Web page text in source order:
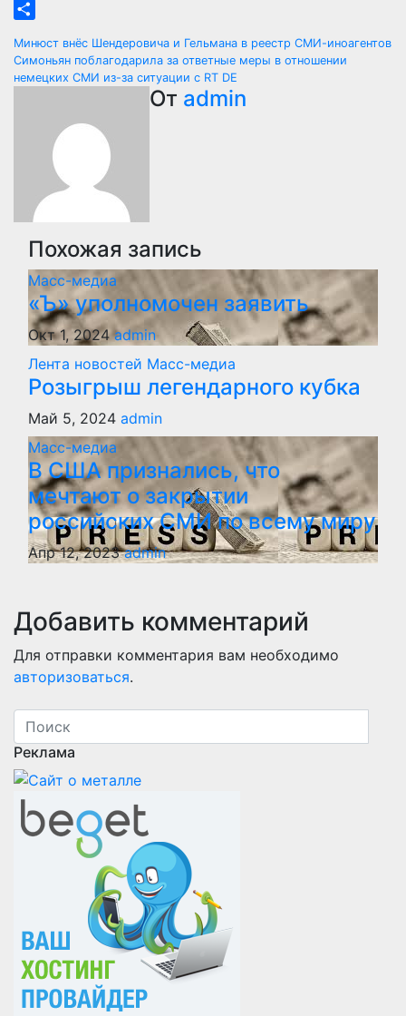
Mail.Ru
Навигация
по
записям
Минюст внёс Шендеровича и Гельмана в реестр СМИ-иноагентов
Симоньян поблагодарила за ответные меры в отношении
немецких СМИ из-за ситуации с RT DE
От admin
Похожая запись
Масс-медиа
«Ъ» уполномочен заявить
Окт 1, 2024admin
Лента новостей Масс-медиа
Розыгрыш легендарного кубка
Май 5, 2024 admin
Масс-медиа
В США признались, что
мечтают о закрытии
российских СМИ по всему миру
Апр 12, 2023admin
Добавить комментарий
Для отправки комментария вам необходимо
авторизоваться.
Реклама